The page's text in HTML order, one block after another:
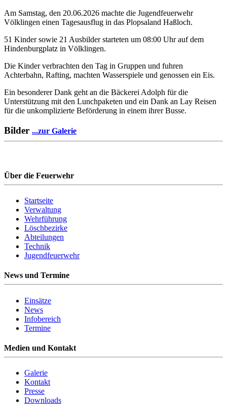
Am Samstag, den 20.06.2026 machte die Jugendfeuerwehr
Völklingen einen Tagesausflug in das Plopsaland Haßloch.
51 Kinder sowie 21 Ausbilder starteten um 08:00 Uhr auf dem
Hindenburgplatz in Völklingen.
Die Kinder verbrachten den Tag in Gruppen und fuhren
Achterbahn, Rafting, machten Wasserspiele und genossen ein Eis.
Ein besonderer Dank geht an die Bäckerei Adolph für die
Unterstützung mit den Lunchpaketen und ein Dank an Lay Reisen
für die unkomplizierte Beförderung in einem ihrer Busse.
Bilder ...zur Galerie
Über die Feuerwehr
Startseite
Verwaltung
Wehrführung
Löschbezirke
Abteilungen
Technik
Jugendfeuerwehr
News und Termine
Einsätze
News
Infobereich
Termine
Medien und Kontakt
Galerie
Kontakt
Presse
Downloads